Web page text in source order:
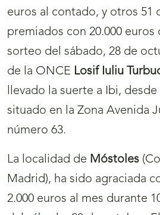
euros al contado, y otros 51
premiados con 20.000 euros
sorteo del sábado, 28 de
de la ONCE Losif Iuliu
llevado la suerte a Ibi,
situado en la Zona Avenida
número 63.
La localidad de Móstoles
Madrid), ha sido agraciada
2.000 euros al mes durante